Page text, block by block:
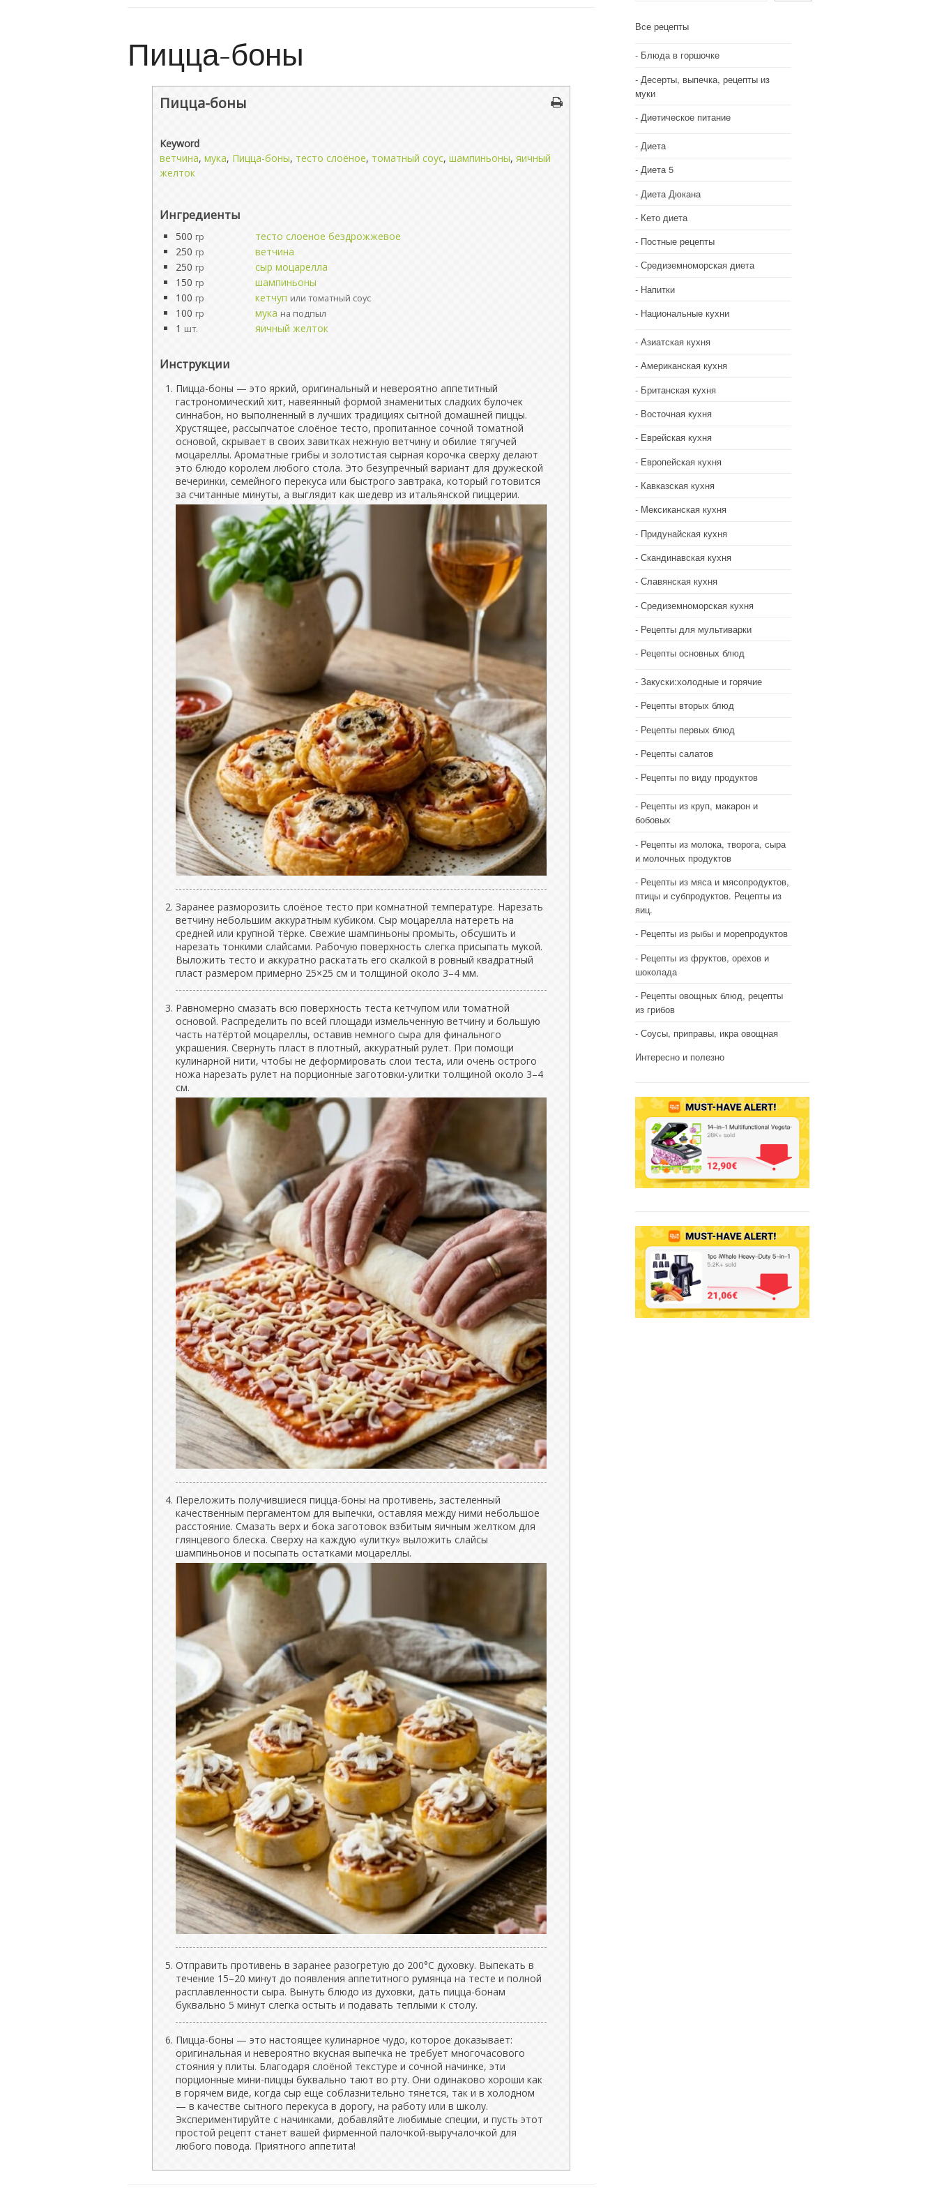
Пицца-боны
Пицца-боны
Keyword
ветчина, мука, Пицца-боны, тесто слоёное, томатный соус, шампиньоны, яичный
желток
Ингредиенты
500 гр
тесто слоеное бездрожжевое
250 гр
ветчина
250 гр
сыр моцарелла
150 гр
шампиньоны
100 гр кетчуп или томатный соус
100 гр мука на подпыл
1 шт. яичный желток
Инструкции
Пицца-боны — это яркий, оригинальный и невероятно аппетитный
гастрономический хит, навеянный формой знаменитых сладких булочек
синнабон, но выполненный в лучших традициях сытной домашней пиццы.
Хрустящее, рассыпчатое слоёное тесто, пропитанное сочной томатной
основой, скрывает в своих завитках нежную ветчину и обилие тягучей
моцареллы. Ароматные грибы и золотистая сырная корочка сверху делают
это блюдо королем любого стола. Это безупречный вариант для дружеской
вечеринки, семейного перекуса или быстрого завтрака, который готовится
за считанные минуты, а выглядит как шедевр из итальянской пиццерии.
Заранее разморозить слоёное тесто при комнатной температуре. Нарезать
ветчину небольшим аккуратным кубиком. Сыр моцарелла натереть на
средней или крупной тёрке. Свежие шампиньоны промыть, обсушить и
нарезать тонкими слайсами. Рабочую поверхность слегка присыпать мукой.
Выложить тесто и аккуратно раскатать его скалкой в ровный квадратный
пласт размером примерно 25×25 см и толщиной около 3–4 мм.
Равномерно смазать всю поверхность теста кетчупом или томатной
основой. Распределить по всей площади измельченную ветчину и большую
часть натёртой моцареллы, оставив немного сыра для финального
украшения. Свернуть пласт в плотный, аккуратный рулет. При помощи
кулинарной нити, чтобы не деформировать слои теста, или очень острого
ножа нарезать рулет на порционные заготовки-улитки толщиной около 3–4
см.
Переложить получившиеся пицца-боны на противень, застеленный
качественным пергаментом для выпечки, оставляя между ними небольшое
расстояние. Смазать верх и бока заготовок взбитым яичным желтком для
глянцевого блеска. Сверху на каждую «улитку» выложить слайсы
шампиньонов и посыпать остатками моцареллы.
Отправить противень в заранее разогретую до 200°C духовку. Выпекать в
течение 15–20 минут до появления аппетитного румянца на тесте и полной
расплавленности сыра. Вынуть блюдо из духовки, дать пицца-бонам
буквально 5 минут слегка остыть и подавать теплыми к столу.
Пицца-боны — это настоящее кулинарное чудо, которое доказывает:
оригинальная и невероятно вкусная выпечка не требует многочасового
стояния у плиты. Благодаря слоёной текстуре и сочной начинке, эти
порционные мини-пиццы буквально тают во рту. Они одинаково хороши как
в горячем виде, когда сыр еще соблазнительно тянется, так и в холодном
— в качестве сытного перекуса в дорогу, на работу или в школу.
Экспериментируйте с начинками, добавляйте любимые специи, и пусть этот
простой рецепт станет вашей фирменной палочкой-выручалочкой для
любого повода. Приятного аппетита!
Все рецепты
Блюда в горшочке
Десерты, выпечка, рецепты из
муки
Диетическое питание
Диета
Диета 5
Диета Дюкана
Кето диета
Постные рецепты
Средиземноморская диета
Напитки
Национальные кухни
Азиатская кухня
Американская кухня
Британская кухня
Восточная кухня
Еврейская кухня
Европейская кухня
Кавказская кухня
Мексиканская кухня
Придунайская кухня
Скандинавская кухня
Славянская кухня
Средиземноморская кухня
Рецепты для мультиварки
Рецепты основных блюд
Закуски:холодные и горячие
Рецепты вторых блюд
Рецепты первых блюд
Рецепты салатов
Рецепты по виду продуктов
Рецепты из круп, макарон и
бобовых
Рецепты из молока, творога, сыра
и молочных продуктов
Рецепты из мяса и мясопродуктов,
птицы и субпродуктов. Рецепты из
яиц.
Рецепты из рыбы и морепродуктов
Рецепты из фруктов, орехов и
шоколада
Рецепты овощных блюд, рецепты
из грибов
Соусы, приправы, икра овощная
Интересно и полезно